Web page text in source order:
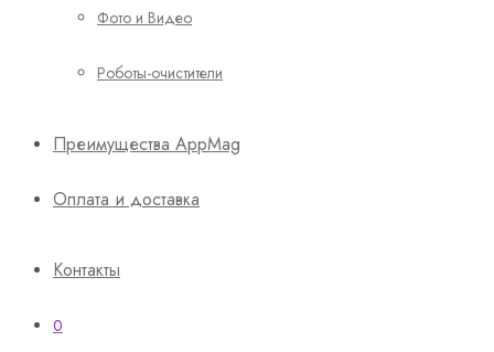
Фото и Видео
Роботы-очистители
Преимущества AppMag
Оплата и доставка
Контакты
0